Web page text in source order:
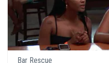
Bar Rescue